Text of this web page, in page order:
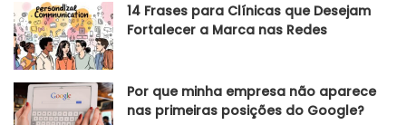
14 Frases para Clínicas que Desejam
Fortalecer a Marca nas Redes
Por que minha empresa não aparece
nas primeiras posições do Google?